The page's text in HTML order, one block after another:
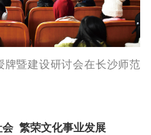
牌暨建设研讨会在长沙师范
会 繁荣文化事业发展